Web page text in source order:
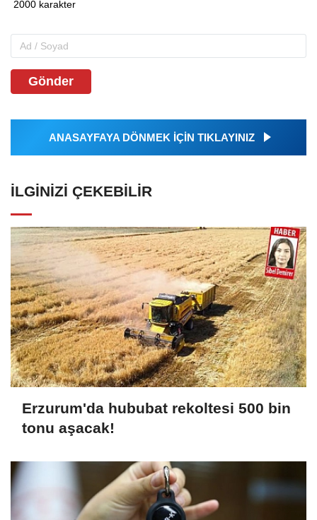
Gönder
ANASAYFAYA DÖNMEK İÇİN TIKLAYINIZ
İLGINIZI ÇEKEBILIR
Erzurum'da hububat rekoltesi 500 bin
tonu aşacak!